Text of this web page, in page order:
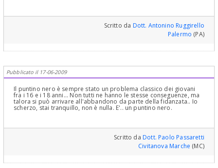
Scritto da Dott. Antonino Ruggirello
Palermo (PA)
Pubblicato il 17-06-2009
Il puntino nero è sempre stato un problema classico dei giovani
fra i 16 e i 18 anni... Non tutti ne hanno le stesse conseguenze, ma
talora si può arrivare all'abbandono da parte della fidanzata.. Io
scherzo, stai tranquillo, non è nulla. E'.. un puntino nero.
Scritto daDott. Paolo Passaretti
Civitanova Marche (MC)